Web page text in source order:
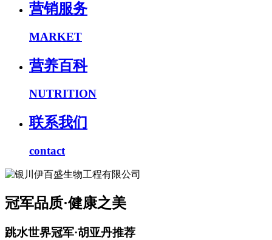
营销服务
MARKET
营养百科
NUTRITION
联系我们
contact
冠军品质·健康之美
跳水世界冠军·胡亚丹推荐